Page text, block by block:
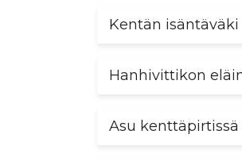
Kentän isäntäväki
Hanhivittikon
Asu kenttäpirtissä